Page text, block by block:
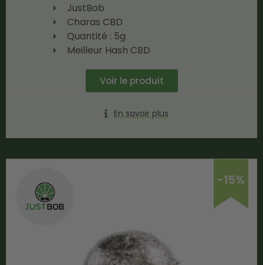
JustBob
Charas CBD
Quantité : 5g
Meilleur Hash CBD
Voir le produit
En savoir plus
-15%